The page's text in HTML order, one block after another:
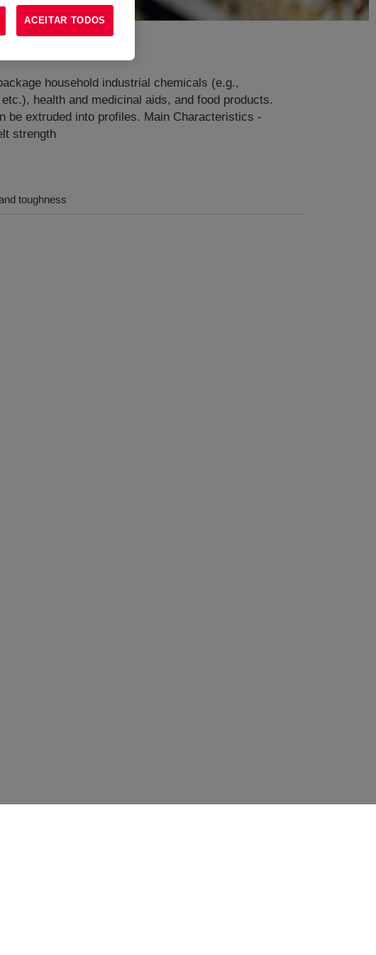
household industrial chemicals (e.g.,
health and medicinal aids, and food products.
be extruded into profiles. Main Characteristics -
strength
toughness
ACEITAR TODOS